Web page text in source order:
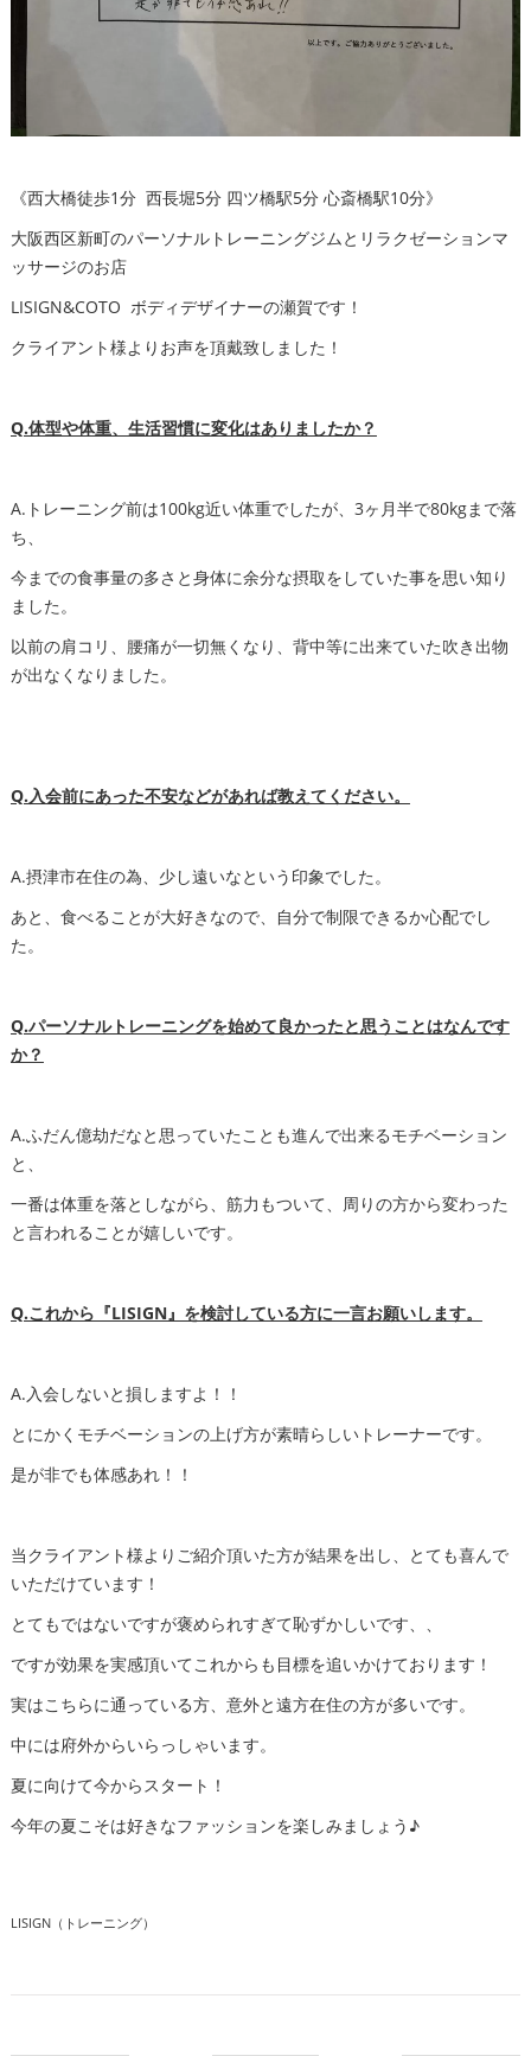
《西大橋徒歩1分 西長堀5分 四ツ橋駅5分 心斎橋駅10分》
大阪西区新町のパーソナルトレーニングジムとリラクゼーションマ
ッサージのお店
LISIGN&COTO ボディデザイナーの瀬賀です！
クライアント様よりお声を頂戴致しました！
Q.体型や体重、生活習慣に変化はありましたか？
A.トレーニング前は100kg近い体重でしたが、3ヶ月半で80kgまで落
ち、
今までの食事量の多さと身体に余分な摂取をしていた事を思い知り
ました。
以前の肩コリ、腰痛が一切無くなり、背中等に出来ていた吹き出物
が出なくなりました。
Q.入会前にあった不安などがあれば教えてください。
A.摂津市在住の為、少し遠いなという印象でした。
あと、食べることが大好きなので、自分で制限できるか心配でし
た。
Q.パーソナルトレーニングを始めて良かったと思うことはなんです
か？
A.ふだん億劫だなと思っていたことも進んで出来るモチベーション
と、
一番は体重を落としながら、筋力もついて、周りの方から変わった
と言われることが嬉しいです。
Q.これから『LISIGN』を検討している方に一言お願いします。
A.入会しないと損しますよ！！
とにかくモチベーションの上げ方が素晴らしいトレーナーです。
是が非でも体感あれ！！
当クライアント様よりご紹介頂いた方が結果を出し、とても喜んで
いただけています！
とてもではないですが褒められすぎて恥ずかしいです、、
ですが効果を実感頂いてこれからも目標を追いかけております！
実はこちらに通っている方、意外と遠方在住の方が多いです。
中には府外からいらっしゃいます。
夏に向けて今からスタート！
今年の夏こそは好きなファッションを楽しみましょう♪
LISIGN（トレーニング）